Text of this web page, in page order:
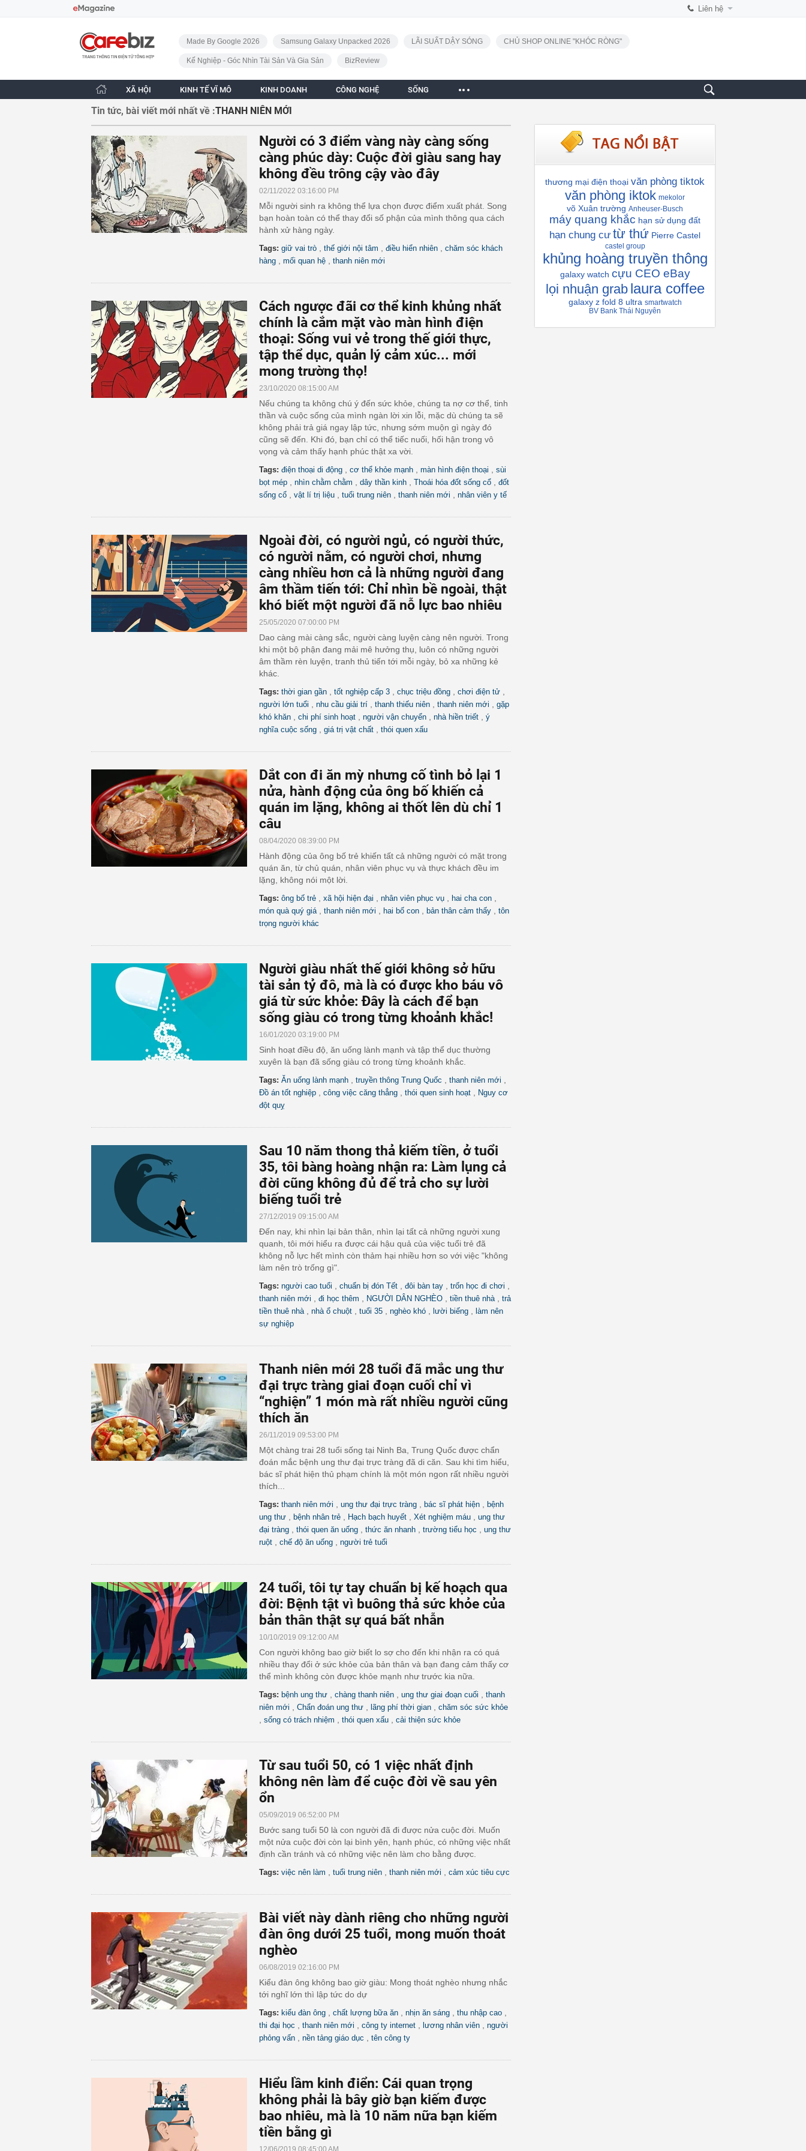
Liên hệ
CafeBiz - Trang chủ
Made By Google 2026
Samsung Galaxy Unpacked 2026 LÃI SUẤT DẬY SÓNG CHỦ SHOP ONLINE "KHÓC RÒNG"
Kế Nghiệp - Góc Nhìn Tài Sản Và Gia Sản BizReview
XÃ HỘI KINH TẾ VĨ MÔ KINH DOANH CÔNG NGHỆ SỐNG
Tin tức, bài viết mới nhất về :THANH NIÊN MỚI
Người có 3 điểm vàng này càng sống
càng phúc dày: Cuộc đời giàu sang hay
không đều trông cậy vào đây
02/11/2022 03:16:00 PM
Mỗi người sinh ra không thể lựa chọn được điểm xuất phát. Song
bạn hoàn toàn có thể thay đổi số phận của mình thông qua cách
hành xử hàng ngày.
Tags: giữ vai trò thế giới nội tâm điều hiển nhiên
chăm sóc khách
hàng
mối quan hệ thanh niên mới
Cách ngược đãi cơ thể kinh khủng nhất
chính là cắm mặt vào màn hình điện
thoại: Sống vui vẻ trong thế giới thực,
tập thể dục, quản lý cảm xúc... mới
mong trường thọ!
23/10/2020 08:15:00 AM
Nếu chúng ta không chú ý đến sức khỏe, chúng ta nợ cơ thể, tinh
thần và cuộc sống của mình ngàn lời xin lỗi, mặc dù chúng ta sẽ
không phải trả giá ngay lập tức, nhưng sớm muộn gì ngày đó
cũng sẽ đến. Khi đó, bạn chỉ có thể tiếc nuối, hối hận trong vô
vọng và cảm thấy hạnh phúc thật xa vời.
Tags: điện thoại di động cơ thể khỏe mạnh màn hình điện thoại
sùi
bọt mép
nhìn chằm chằm dây thần kinh Thoái hóa đốt sống cổ
đốt
sống cổ
vật lí trị liệu tuổi trung niên thanh niên mới nhân viên y tế
Ngoài đời, có người ngủ, có người thức,
có người nằm, có người chơi, nhưng
càng nhiều hơn cả là những người đang
âm thầm tiến tới: Chỉ nhìn bề ngoài, thật
khó biết một người đã nỗ lực bao nhiêu
25/05/2020 07:00:00 PM
Dao càng mài càng sắc, người càng luyện càng nên người. Trong
khi một bộ phận đang mải mê hưởng thụ, luôn có những người
âm thầm rèn luyện, tranh thủ tiến tới mỗi ngày, bỏ xa những kẻ
khác.
Tags: thời gian gần tốt nghiệp cấp 3 chục triệu đồng chơi điện tử
người lớn tuổi nhu cầu giải trí thanh thiếu niên thanh niên mới
gặp
khó khăn
chi phí sinh hoạt người vận chuyển nhà hiền triết
ý
nghĩa cuộc sống
giá trị vật chất thói quen xấu
Dắt con đi ăn mỳ nhưng cố tình bỏ lại 1
nửa, hành động của ông bố khiến cả
quán im lặng, không ai thốt lên dù chỉ 1
câu
08/04/2020 08:39:00 PM
Hành động của ông bố trẻ khiến tất cả những người có mặt trong
quán ăn, từ chủ quán, nhân viên phục vụ và thực khách đều im
lặng, không nói một lời.
Tags: ông bố trẻ xã hội hiện đại nhân viên phục vụ hai cha con
món quà quý giá thanh niên mới hai bố con bản thân cảm thấy
tôn
trọng người khác
Người giàu nhất thế giới không sở hữu
tài sản tỷ đô, mà là có được kho báu vô
giá từ sức khỏe: Đây là cách để bạn
sống giàu có trong từng khoảnh khắc!
16/01/2020 03:19:00 PM
Sinh hoạt điều độ, ăn uống lành mạnh và tập thể dục thường
xuyên là bạn đã sống giàu có trong từng khoảnh khắc.
Tags: Ăn uống lành mạnh truyền thông Trung Quốc thanh niên mới
Đồ án tốt nghiệp công việc căng thẳng thói quen sinh hoạt
Nguy cơ
đột quỵ
Sau 10 năm thong thả kiếm tiền, ở tuổi
35, tôi bàng hoàng nhận ra: Làm lụng cả
đời cũng không đủ để trả cho sự lười
biếng tuổi trẻ
27/12/2019 09:15:00 AM
Đến nay, khi nhìn lại bản thân, nhìn lại tất cả những người xung
quanh, tôi mới hiểu ra được cái hậu quả của việc tuổi trẻ đã
không nỗ lực hết mình còn thảm hại nhiều hơn so với việc "không
làm nên trò trống gì".
Tags: người cao tuổi chuẩn bị đón Tết đôi bàn tay trốn học đi chơi
thanh niên mới đi học thêm NGƯỜI DÂN NGHÈO tiền thuê nhà
trả
tiền thuê nhà
nhà ổ chuột tuổi 35 nghèo khó lười biếng
làm nên
sự nghiệp
Thanh niên mới 28 tuổi đã mắc ung thư
đại trực tràng giai đoạn cuối chỉ vì
“nghiện” 1 món mà rất nhiều người cũng
thích ăn
26/11/2019 09:53:00 PM
Một chàng trai 28 tuổi sống tại Ninh Ba, Trung Quốc được chẩn
đoán mắc bệnh ung thư đại trực tràng đã di căn. Sau khi tìm hiểu,
bác sĩ phát hiện thủ phạm chính là một món ngon rất nhiều người
thích...
Tags: thanh niên mới ung thư đại trực tràng bác sĩ phát hiện
bệnh
ung thư
bệnh nhân trẻ Hạch bạch huyết Xét nghiệm máu
ung thư
đại tràng
thói quen ăn uống thức ăn nhanh trường tiểu học
ung thư
ruột
chế độ ăn uống người trẻ tuổi
24 tuổi, tôi tự tay chuẩn bị kế hoạch qua
đời: Bệnh tật vì buông thả sức khỏe của
bản thân thật sự quá bất nhẫn
10/10/2019 09:12:00 AM
Con người không bao giờ biết lo sợ cho đến khi nhận ra có quá
nhiều thay đổi ở sức khỏe của bản thân và bạn đang cảm thấy cơ
thể mình không còn được khỏe mạnh như trước kia nữa.
Tags: bệnh ung thư chàng thanh niên ung thư giai đoạn cuối
thanh
niên mới
Chẩn đoán ung thư lãng phí thời gian chăm sóc sức khỏe
sống có trách nhiệm thói quen xấu cải thiện sức khỏe
Từ sau tuổi 50, có 1 việc nhất định
không nên làm để cuộc đời về sau yên
ổn
05/09/2019 06:52:00 PM
Bước sang tuổi 50 là con người đã đi được nửa cuộc đời. Muốn
một nửa cuộc đời còn lại bình yên, hạnh phúc, có những việc nhất
định cần tránh và có những việc nên làm cho bằng được.
Tags: việc nên làm tuổi trung niên thanh niên mới cảm xúc tiêu cực
Bài viết này dành riêng cho những người
đàn ông dưới 25 tuổi, mong muốn thoát
nghèo
06/08/2019 02:16:00 PM
Kiểu đàn ông không bao giờ giàu: Mong thoát nghèo nhưng nhắc
tới nghĩ lớn thì lập tức do dự
Tags: kiểu đàn ông chất lượng bữa ăn nhịn ăn sáng thu nhập cao
thi đại học thanh niên mới công ty internet lương nhân viên
người
phỏng vấn
nền tảng giáo dục tên công ty
Hiểu lầm kinh điển: Cái quan trọng
không phải là bây giờ bạn kiếm được
bao nhiêu, mà là 10 năm nữa bạn kiếm
tiền bằng gì
12/06/2019 08:45:00 AM
thương mại điện thoại văn phòng tiktok
văn phòng iktok mekolor
võ Xuân trường Anheuser-Busch
máy quang khắc hạn sử dụng đất
hạn chung cư từ thứ Pierre Castel
castel group
khủng hoàng truyền thông
galaxy watch cựu CEO eBay
lọi nhuận grab laura coffee
galaxy z fold 8 ultra smartwatch
BV Bank Thái Nguyên